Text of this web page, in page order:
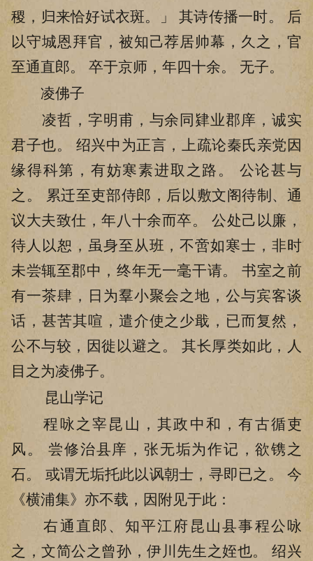
稷，归来恰好试衣斑。」 其诗传播一时。 后
以守城恩拜官，被知己荐居帅幕，久之，官
至通直郎。 卒于京师，年四十余。 无子。
凌佛子
凌哲，字明甫，与余同肄业郡庠，诚实
君子也。 绍兴中为正言，上疏论秦氏亲党因
缘得科第，有妨寒素进取之路。 公论甚与
之。 累迁至吏部侍郎，后以敷文阁待制、通
议大夫致仕，年八十余而卒。 公处己以廉，
待人以恕，虽身至从班，不啻如寒士，非时
未尝辄至郡中，终年无一毫干请。 书室之前
有一茶肆，日为羣小聚会之地，公与宾客谈
话，甚苦其喧，遣介使之少戢，已而复然，
公不与较，因徙以避之。 其长厚类如此，人
目之为凌佛子。
昆山学记
程咏之宰昆山，其政中和，有古循吏
风。 尝修治县庠，张无垢为作记，欲镌之
石。 或谓无垢托此以讽朝士，寻即已之。 今
《横浦集》亦不载，因附见于此：
右通直郎、知平江府昆山县事程公咏
之，文简公之曾孙，伊川先生之姪也。 绍兴